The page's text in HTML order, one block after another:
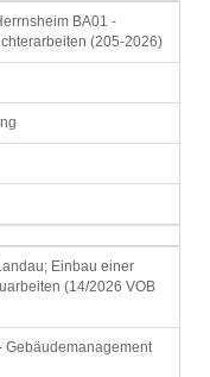
BA01 -
(205-2026)
Einbau einer
(14/2026 VOB
Gebäudemanagement